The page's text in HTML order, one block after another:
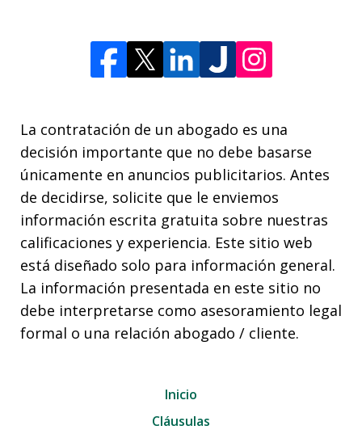
La contratación de un abogado es una
decisión importante que no debe basarse
únicamente en anuncios publicitarios. Antes
de decidirse, solicite que le enviemos
información escrita gratuita sobre nuestras
calificaciones y experiencia. Este sitio web
está diseñado solo para información general.
La información presentada en este sitio no
debe interpretarse como asesoramiento legal
formal o una relación abogado / cliente.
Inicio
Cláusulas